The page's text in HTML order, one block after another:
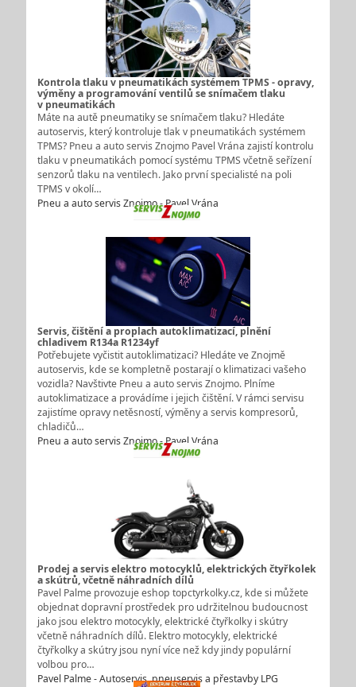
Kontrola tlaku v pneumatikách systémem TPMS - opravy,
výměny a programování ventilů se snímačem tlaku
v pneumatikách
Máte na autě pneumatiky se snímačem tlaku? Hledáte
autoservis, který kontroluje tlak v pneumatikách systémem
TPMS? Pneu a auto servis Znojmo Pavel Vrána zajistí kontrolu
tlaku v pneumatikách pomocí systému TPMS včetně seřízení
senzorů tlaku na ventilech. Jako první specialisté na poli
TPMS v okolí…
Pneu a auto servis Znojmo - Pavel Vrána
Servis, čištění a proplach autoklimatizací, plnění
chladivem R134a R1234yf
Potřebujete vyčistit autoklimatizaci? Hledáte ve Znojmě
autoservis, kde se kompletně postarají o klimatizaci vašeho
vozidla? Navštivte Pneu a auto servis Znojmo. Plníme
autoklimatizace a provádíme i jejich čištění. V rámci servisu
zajistíme opravy netěsností, výměny a servis kompresorů,
chladičů…
Pneu a auto servis Znojmo - Pavel Vrána
Prodej a servis elektro motocyklů, elektrických čtyřkolek
a skútrů, včetně náhradních dílů
Pavel Palme provozuje eshop topctyrkolky.cz, kde si můžete
objednat dopravní prostředek pro udržitelnou budoucnost
jako jsou elektro motocykly, elektrické čtyřkolky i skútry
včetně náhradních dílů. Elektro motocykly, elektrické
čtyřkolky a skútry jsou nyní více než kdy jindy populární
volbou pro…
Pavel Palme - Autoservis, pneuservis a přestavby LPG